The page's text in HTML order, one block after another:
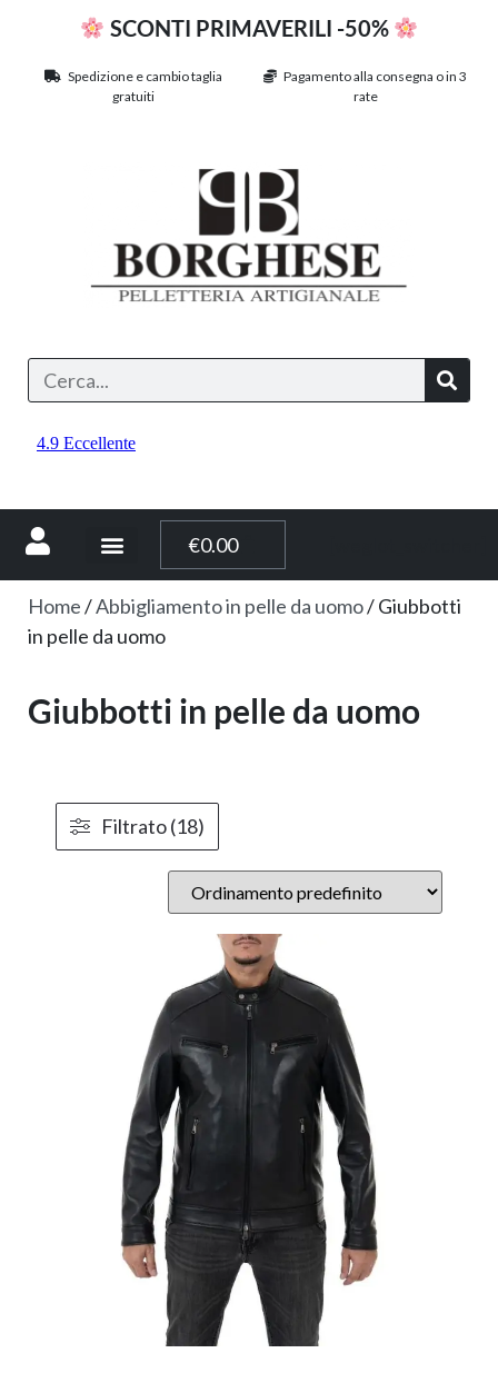
SCONTI PRIMAVERILI -50%
Spedizione e cambio taglia
gratuiti
Pagamento alla consegna o in 3
rate
€0.00
Home/Abbigliamento in pelle da uomo/ Giubbotti
in pelle da uomo
Giubbotti in pelle da uomo
Filtrato (18)